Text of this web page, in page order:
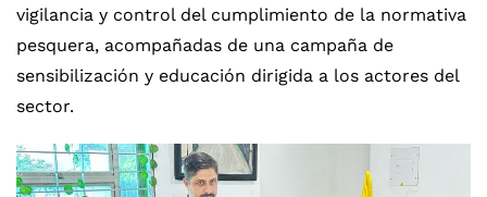
vigilancia y control del cumplimiento de la normativa
pesquera, acompañadas de una campaña de
sensibilización y educación dirigida a los actores del
sector.